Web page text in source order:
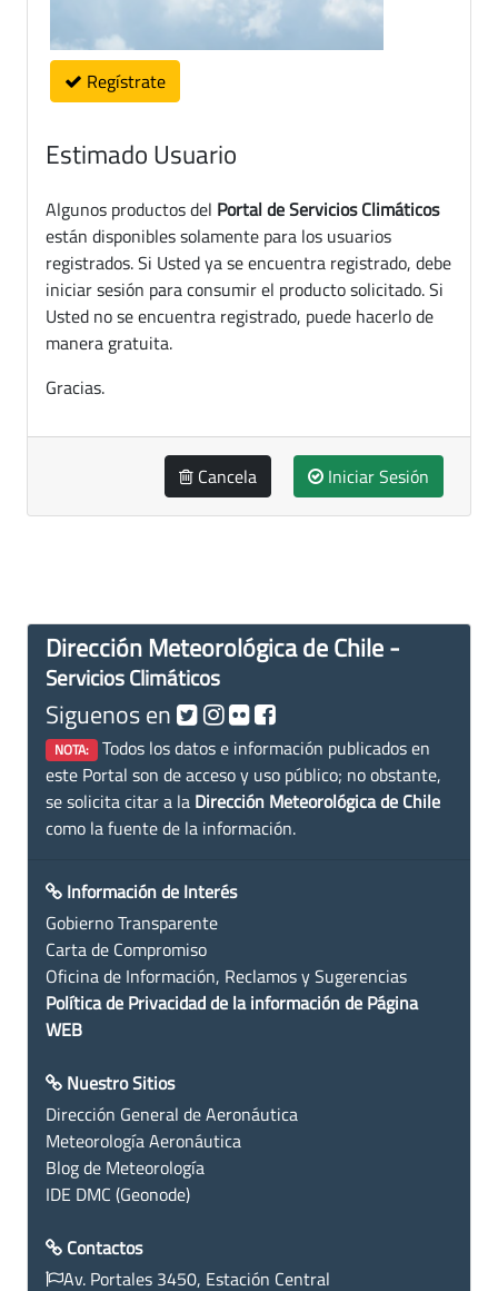
Regístrate
Estimado Usuario
Algunos productos del Portal de Servicios Climáticos
están disponibles solamente para los usuarios
registrados. Si Usted ya se encuentra registrado, debe
iniciar sesión para consumir el producto solicitado. Si
Usted no se encuentra registrado, puede hacerlo de
manera gratuita.
Gracias.
Cancela Iniciar Sesión
Dirección Meteorológica de Chile -
Servicios Climáticos
Siguenos en
NOTA: Todos los datos e información publicados en
este Portal son de acceso y uso público; no obstante,
se solicita citar a la Dirección Meteorológica de Chile
como la fuente de la información.
Información de Interés
Gobierno Transparente
Carta de Compromiso
Oficina de Información, Reclamos y Sugerencias
Política de Privacidad de la información de Página
WEB
Nuestro Sitios
Dirección General de Aeronáutica
Meteorología Aeronáutica
Blog de Meteorología
IDE DMC (Geonode)
Contactos
Av. Portales 3450, Estación Central